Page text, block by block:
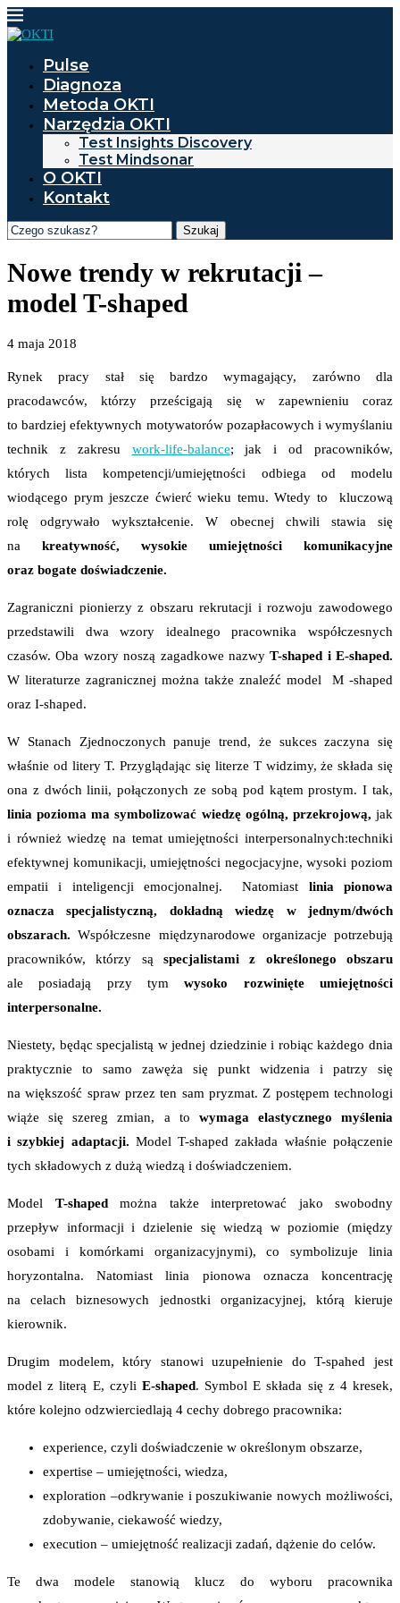
Pulse
Diagnoza
Metoda OKTI
Narzędzia OKTI
Test Insights Discovery
Test Mindsonar
O OKTI
Kontakt
Szukaj
Nowe trendy w rekrutacji –
model T-shaped
4 maja 2018
Rynek pracy stał się bardzo wymagający, zarówno dla
pracodawców, którzy prześcigają się w zapewnieniu coraz
to bardziej efektywnych motywatorów pozapłacowych i wymyślaniu
technik z zakresu work-life-balance; jak i od pracowników,
których lista kompetencji/umiejętności odbiega od modelu
wiodącego prym jeszcze ćwierć wieku temu. Wtedy to kluczową
rolę odgrywało wykształcenie. W obecnej chwili stawia się
na kreatywność, wysokie umiejętności komunikacyjne
oraz bogate doświadczenie.
Zagraniczni pionierzy z obszaru rekrutacji i rozwoju zawodowego
przedstawili dwa wzory idealnego pracownika współczesnych
czasów. Oba wzory noszą zagadkowe nazwyT-shaped i E-shaped.
W literaturze zagranicznej można także znaleźć model M -shaped
oraz I-shaped.
W Stanach Zjednoczonych panuje trend, że sukces zaczyna się
właśnie od litery T. Przyglądając się literze T widzimy, że składa się
ona z dwóch linii, połączonych ze sobą pod kątem prostym. I tak,
linia pozioma ma symbolizować wiedzę ogólną, przekrojową, jak
i również wiedzę na temat umiejętności interpersonalnych:techniki
efektywnej komunikacji, umiejętności negocjacyjne, wysoki poziom
empatii i inteligencji emocjonalnej. Natomiast linia pionowa
oznacza specjalistyczną, dokładną wiedzę w jednym/dwóch
obszarach. Współczesne międzynarodowe organizacje potrzebują
pracowników, którzy są specjalistami z określonego obszaru
ale posiadają przy tymwysoko rozwinięte umiejętności
interpersonalne.
Niestety, będąc specjalistą w jednej dziedzinie i robiąc każdego dnia
praktycznie to samo zawęża się punkt widzenia i patrzy się
na większość spraw przez ten sam pryzmat. Z postępem technologi
wiąże się szereg zmian, a to wymaga elastycznego myślenia
i szybkiej adaptacji. Model T-shaped zakłada właśnie połączenie
tych składowych z dużą wiedzą i doświadczeniem.
Model T-shapedmożna także interpretować jako swobodny
przepływ informacji i dzielenie się wiedzą w poziomie (między
osobami i komórkami organizacyjnymi), co symbolizuje linia
horyzontalna. Natomiast linia pionowa oznacza koncentrację
na celach biznesowych jednostki organizacyjnej, którą kieruje
kierownik.
Drugim modelem, który stanowi uzupełnienie do T-spahed jest
model z literą E, czyli E-shaped. Symbol E składa się z 4 kresek,
które kolejno odzwierciedlają 4 cechy dobrego pracownika:
experience, czyli doświadczenie w określonym obszarze,
expertise – umiejętności, wiedza,
exploration –odkrywanie i poszukiwanie nowych możliwości,
zdobywanie, ciekawość wiedzy,
execution – umiejętność realizacji zadań, dążenie do celów.
Te dwa modele stanowią klucz do wyboru pracownika